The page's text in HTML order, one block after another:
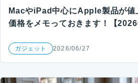
MacやiPad中心にApple製品が値
価格をメモっておきます！【2026
ガジェット 2026/06/27